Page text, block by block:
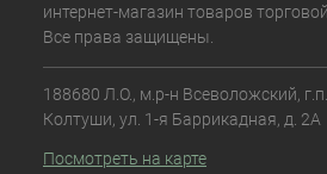
интернет-магазин товаров
Все права защищены.
188680 Л.О., м.р-н Всеволожский,
Колтуши, ул. 1-я Баррикадная, д. 2А
Посмотреть на карте